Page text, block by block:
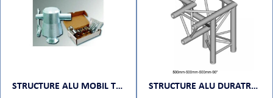
STRUCTURE ALU MOBIL TRUSS QUATRO BASE KIT STRUCTURE ALU DURATRUSS DT 33-C34-LD